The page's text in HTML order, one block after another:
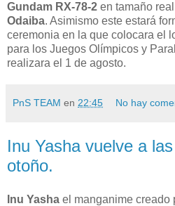
Gundam RX-78-2 en tamaño
Odaiba. Asimismo este estará
ceremonia en la que colocara el
para los Juegos Olímpicos y
realizara el 1 de agosto.
PnS TEAM en 22:45 No hay
Inu Yasha vuelve a
otoño.
Inu Yasha el manganime creado